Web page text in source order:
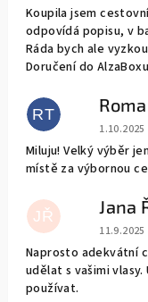
Koupila jsem
odpovídá popisu, v
Ráda bych ale
Doručení do
RT
1.10.2025
Miluju! Velký výběr
místě za výbornou
JŘ Jana
11.9.2025
Naprosto adekvátní
udělat s vašimi
používat.